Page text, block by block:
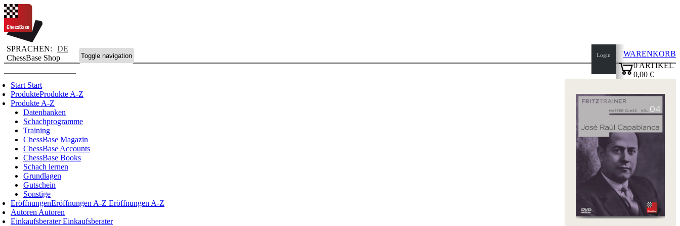
SPRACHEN:
DE
ChessBase Shop
Toggle navigation
Start Start
ProdukteProdukte A-Z
Produkte A-Z
Datenbanken
Schachprogramme
Training
ChessBase Magazin
ChessBase Accounts
ChessBase Books
Schach lernen
Grundlagen
Gutschein
Sonstige
EröffnungenEröffnungen A-Z Eröffnungen A-Z
Autoren Autoren
EinkaufsberaterEinkaufsberater
Login
WARENKORB
0ARTIKEL
0,00 €
Seitenanfang
Neuheiten
Autoren
Eröffnungen
Impressum
AGB
Datenschutz
über
uns
Barrierefreiheit
Cookies
Management